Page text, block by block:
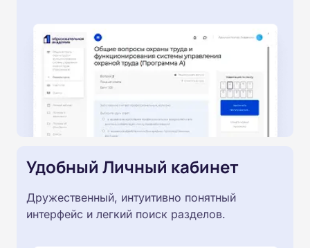
Удобный Личный кабинет
Дружественный, интуитивно понятный
интерфейс и легкий поиск разделов.